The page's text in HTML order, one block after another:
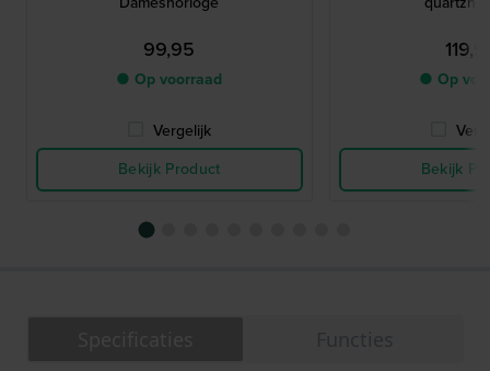
99,95
● Op voorraad
Vergelijk
Bekijk Product
● Op
Bekijk